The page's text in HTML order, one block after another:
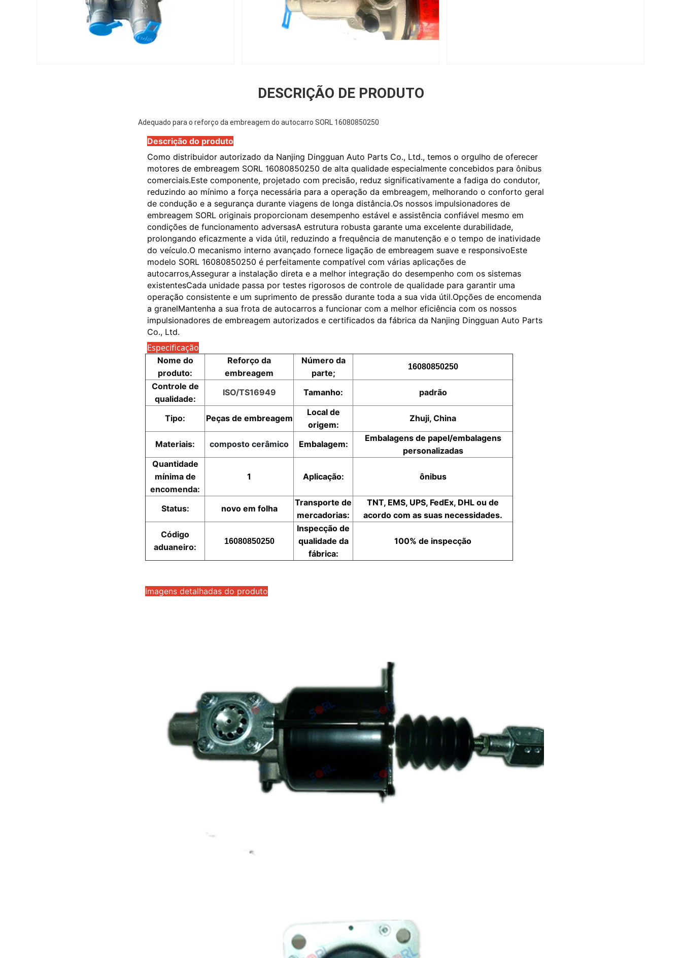
DESCRIÇÃO DE PRODUTO
Adequado para o reforço da embreagem do autocarro SORL 16080850250
Descrição do produto
Como distribuidor autorizado da Nanjing Dingguan Auto Parts Co., Ltd., temos o orgulho de oferecer
motores de embreagem SORL 16080850250 de alta qualidade especialmente concebidos para ônibus
comerciais.Este componente, projetado com precisão, reduz significativamente a fadiga do condutor,
reduzindo ao mínimo a força necessária para a operação da embreagem, melhorando o conforto geral
de condução e a segurança durante viagens de longa distância.Os nossos impulsionadores de
embreagem SORL originais proporcionam desempenho estável e assistência confiável mesmo em
condições de funcionamento adversasA estrutura robusta garante uma excelente durabilidade,
prolongando eficazmente a vida útil, reduzindo a frequência de manutenção e o tempo de inatividade
do veículo.O mecanismo interno avançado fornece ligação de embreagem suave e responsivoEste
modelo SORL 16080850250 é perfeitamente compatível com várias aplicações de
autocarros,Assegurar a instalação direta e a melhor integração do desempenho com os sistemas
existentesCada unidade passa por testes rigorosos de controle de qualidade para garantir uma
operação consistente e um suprimento de pressão durante toda a sua vida útil.Opções de encomenda
a granelMantenha a sua frota de autocarros a funcionar com a melhor eficiência com os nossos
impulsionadores de embreagem autorizados e certificados da fábrica da Nanjing Dingguan Auto Parts
Co., Ltd.
Especificação
Nome do
produto:
Reforço da
embreagem
Número da
parte;
16080850250
Controle de
qualidade:
ISO/TS16949 Tamanho: padrão
Tipo: Peças de embreagem
Local de
origem:
Zhuji, China
Materiais: composto cerâmico Embalagem:
Embalagens de papel/embalagens
personalizadas
Quantidade
mínima de
encomenda:
1 Aplicação: ônibus
Status: novo em folha
Transporte de
mercadorias:
TNT, EMS, UPS, FedEx, DHL ou de
acordo com as suas necessidades.
Código
aduaneiro:
16080850250
Inspecção de
qualidade da
fábrica:
100% de inspecção
Imagens detalhadas do produto